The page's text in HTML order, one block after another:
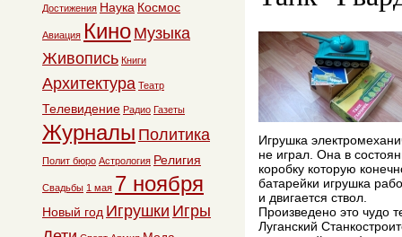
Игрушка
не играл. Она в
коробку которую
батарейки игрушка
и двигается ствол.
Произведено это чудо
Луганский
Достижения Наука Космос
Авиация Кино Музыка
Живопись Книги
Архитектура Театр
Телевидение Радио Газеты
Журналы Политика
Полит бюро Астрология Религия
Свадьбы 1 мая 7 ноября
Новый год Игрушки Игры